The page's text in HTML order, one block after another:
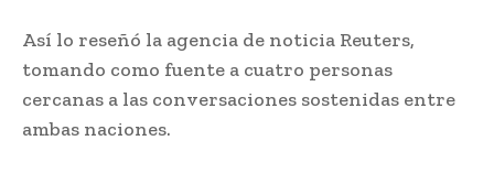
Así lo reseñó la agencia de noticia Reuters,
tomando como fuente a cuatro personas
cercanas a las conversaciones sostenidas entre
ambas naciones.